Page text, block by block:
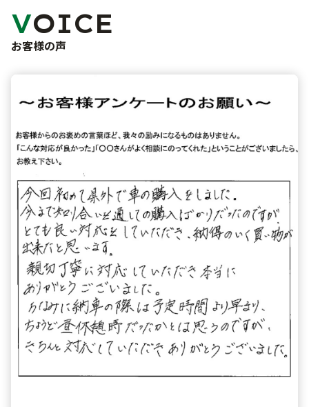
くるま買い取り査定
ご購入から納車まで
車検
点検・一般修理
サポート
よくあるご質問
事故・故障対応について
お知らせ・ブログ
プライバシーポリシー
VOICE
お客様の声